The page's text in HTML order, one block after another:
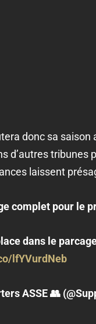
donc sa
d’autres tribunes
laissent
complet pour le
dans le
lfYVurdNeb
ASSE 👥